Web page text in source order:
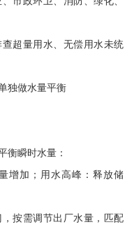
超量用水、无偿用水未统
独做水量平衡
衡瞬时水量：
增加；用水高峰：释放储
按需调节出厂水量，匹配